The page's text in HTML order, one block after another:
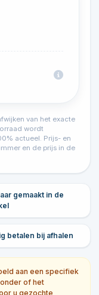
van het exacte
wordt
actueel. Prijs- en
en de prijs in de
gemaakt in de
betalen bij afhalen
aan een specifiek
of het
u gezochte